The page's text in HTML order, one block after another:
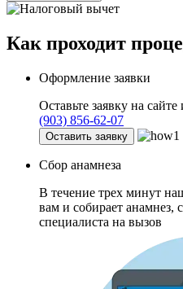
Как проходит
Оформление заявки
Оставьте заявку на
(903) 856-62-07
Оставить заявку
Сбор анамнеза
В течение трех минут
вам и собирает анамнез,
специалиста на вызов